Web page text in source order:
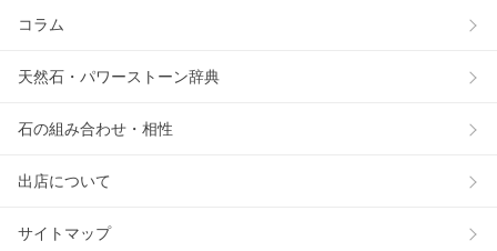
コラム
天然石・パワーストーン辞典
石の組み合わせ・相性
出店について
サイトマップ